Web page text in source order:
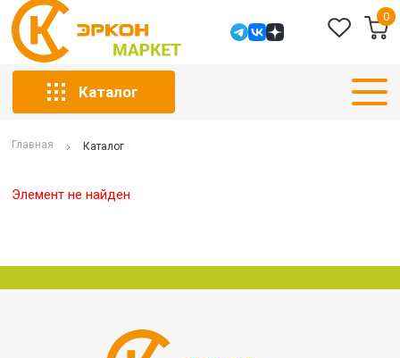
0
Каталог
Главная Каталог
Элемент не найден